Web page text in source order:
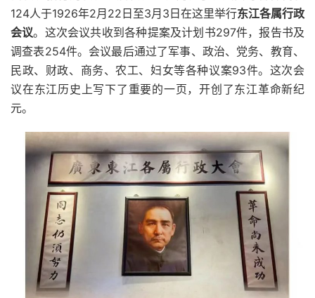
124人于1926年2月22日至3月3日在这里举行东江各属行政
会议。这次会议共收到各种提案及计划书297件，报告书及
调查表254件。会议最后通过了军事、政治、党务、教育、
民政、财政、商务、农工、妇女等各种议案93件。这次会
议在东江历史上写下了重要的一页，开创了东江革命新纪
元。